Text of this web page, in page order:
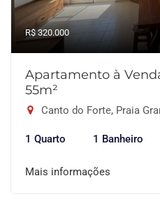
R$ 320.000
Apartamento à
55m²
Canto do Forte, Praia
1 Quarto 1 Banheiro
Mais informações